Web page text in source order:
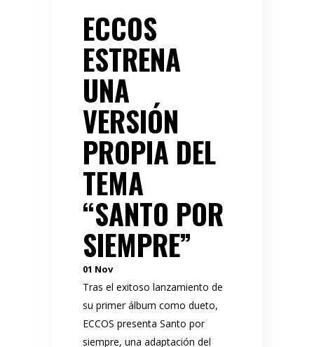
ECCOS
ESTRENA
UNA
VERSIÓN
PROPIA DEL
TEMA
“SANTO POR
SIEMPRE”
01 Nov
Tras el exitoso lanzamiento de
su primer álbum como dueto,
ECCOS presenta Santo por
siempre, una adaptación del